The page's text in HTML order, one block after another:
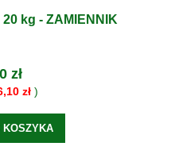
kg - ZAMIENNIK
zł
zł)
KOSZYKA